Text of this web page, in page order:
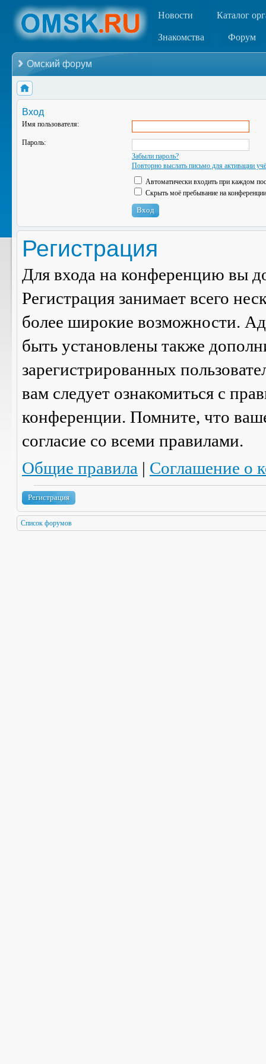
Новости Каталог
Знакомства Форум
Омский форум
Вход
Имя пользователя:
Пароль:
Забыли пароль?
Повторно выслать письмо для активации
Автоматически входить при каждом
Скрыть моё пребывание на
Регистрация
Для входа на конференцию вы
Регистрация занимает всего
более широкие возможности.
быть установлены также
зарегистрированных
вам следует ознакомиться с
конференции. Помните, что
согласие со всеми правилами.
Общие правила | Соглашение о
Регистрация
Список форумов